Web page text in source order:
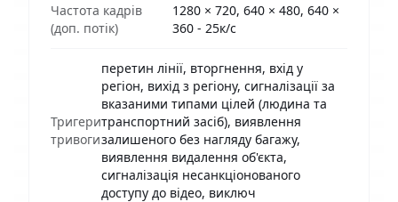
Частота кадрів
(доп. потік)
1280 × 720, 640 × 480, 640 ×
360 - 25к/с
Тригери
тривоги
перетин лінії, вторгнення, вхід у
регіон, вихід з регіону, сигналізації за
вказаними типами цілей (людина та
транспортний засіб), виявлення
залишеного без нагляду багажу,
виявлення видалення об'єкта,
сигналізація несанкціонованого
доступу до відео, виключ